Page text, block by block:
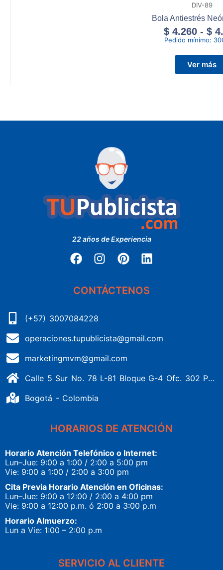
DIV-89
Bola Antiestrés
$ 4.260 - $
Pedido mínimo:
Ver más
22 años de Experiencia
CONTÁCTENOS
(+57) 3007084228
operaciones.tupublicista@gmail.com
marketingmvm@gmail.com
Calle 5 Sur No. 78 L-81 Bloque G-4 Ofc. 302 Portería 1 Banderas - Kennedy
Bogotá - Colombia
HORARIOS DE ATENCIÓN
Horario Atención Telefónico o Internet:
Lun–Jue: 9:00 a 1:00 / 2:00 a 5:00 pm
Vie: 9:00 a 1:00 / 2:00 a 3:00 pm
Cita Previa Horario Atención en Oficinas:
Lun–Jue: 9:00 a 12:00 / 2:00 a 4:00 pm
Vie: 9:00 a 12:00 p.m. ó 2:00 a 3:00 p.m
Horario Almuerzo:
Lun a Vie: 1:00 – 2:00 p.m
SERVICIO AL CLIENTE